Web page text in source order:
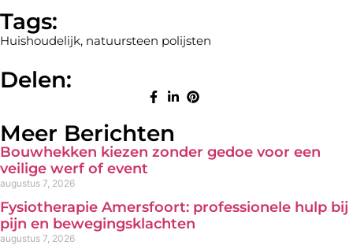
Tags:
Huishoudelijk, natuursteen polijsten
Delen:
Meer Berichten
Bouwhekken kiezen zonder gedoe voor een
veilige werf of event
augustus 7, 2026
Fysiotherapie Amersfoort: professionele hulp bij
pijn en bewegingsklachten
augustus 7, 2026